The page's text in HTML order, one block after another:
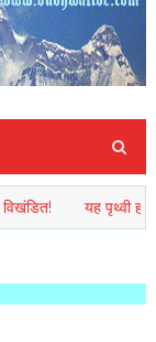
यह पृथ्वी हमारा